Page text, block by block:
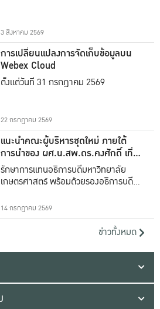
3 สิงหาคม 2569
การเปลี่ยนแปลงการจัดเก็บข้อมูลบน
Webex Cloud
ตั้งแต่วันที่ 31 กรกฎาคม 2569
22 กรกฎาคม 2569
แนะนำคณะผู้บริหารชุดใหม่ ภายใต้
การนำของ ผศ.น.สพ.ดร.คงศักดิ์ เที่ยง
ธรรม
รักษาการแทนอธิการบดีมหาวิทยาลัย
เกษตรศาสตร์ พร้อมด้วยรองอธิการบดีทั้ง
14 กรกฎาคม 2569
ข่าวทั้งหมด